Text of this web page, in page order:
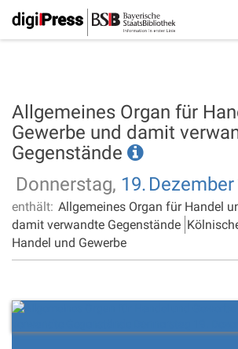
Allgemeines Organ für
Gewerbe und damit
Gegenstände
Donnerstag, 19. Dezember
enthält: Allgemeines Organ für Handel
damit verwandte Gegenstände
Handel und Gewerbe